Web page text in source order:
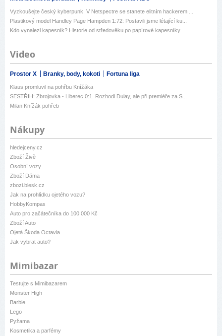
Vyzkoušejte český kyberpunk. V Netspectre se stanete elitním hackerem ...
Plastikový model Handley Page Hampden 1:72: Postavili jsme létající ku...
Kdo vynalezl kapesník? Historie od středověku po papírové kapesníky
Video
Prostor X Branky, body, kokoti Fortuna liga
Klaus promluvil na pohřbu Knížáka
SESTŘIH: Zbrojovka - Liberec 0:1. Rozhodl Dulay, ale při premiéře za S...
Milan Knížák pohřeb
Nákupy
hledejceny.cz
Zboží Živě
Osobní vozy
Zboží Dáma
zbozi.blesk.cz
Jak na prohlídku ojetého vozu?
HobbyKompas
Auto pro začátečníka do 100 000 Kč
Zboží Auto
Ojetá Škoda Octavia
Jak vybrat auto?
Mimibazar
Testujte s Mimibazarem
Monster High
Barbie
Lego
Pyžama
Kosmetika a parfémy